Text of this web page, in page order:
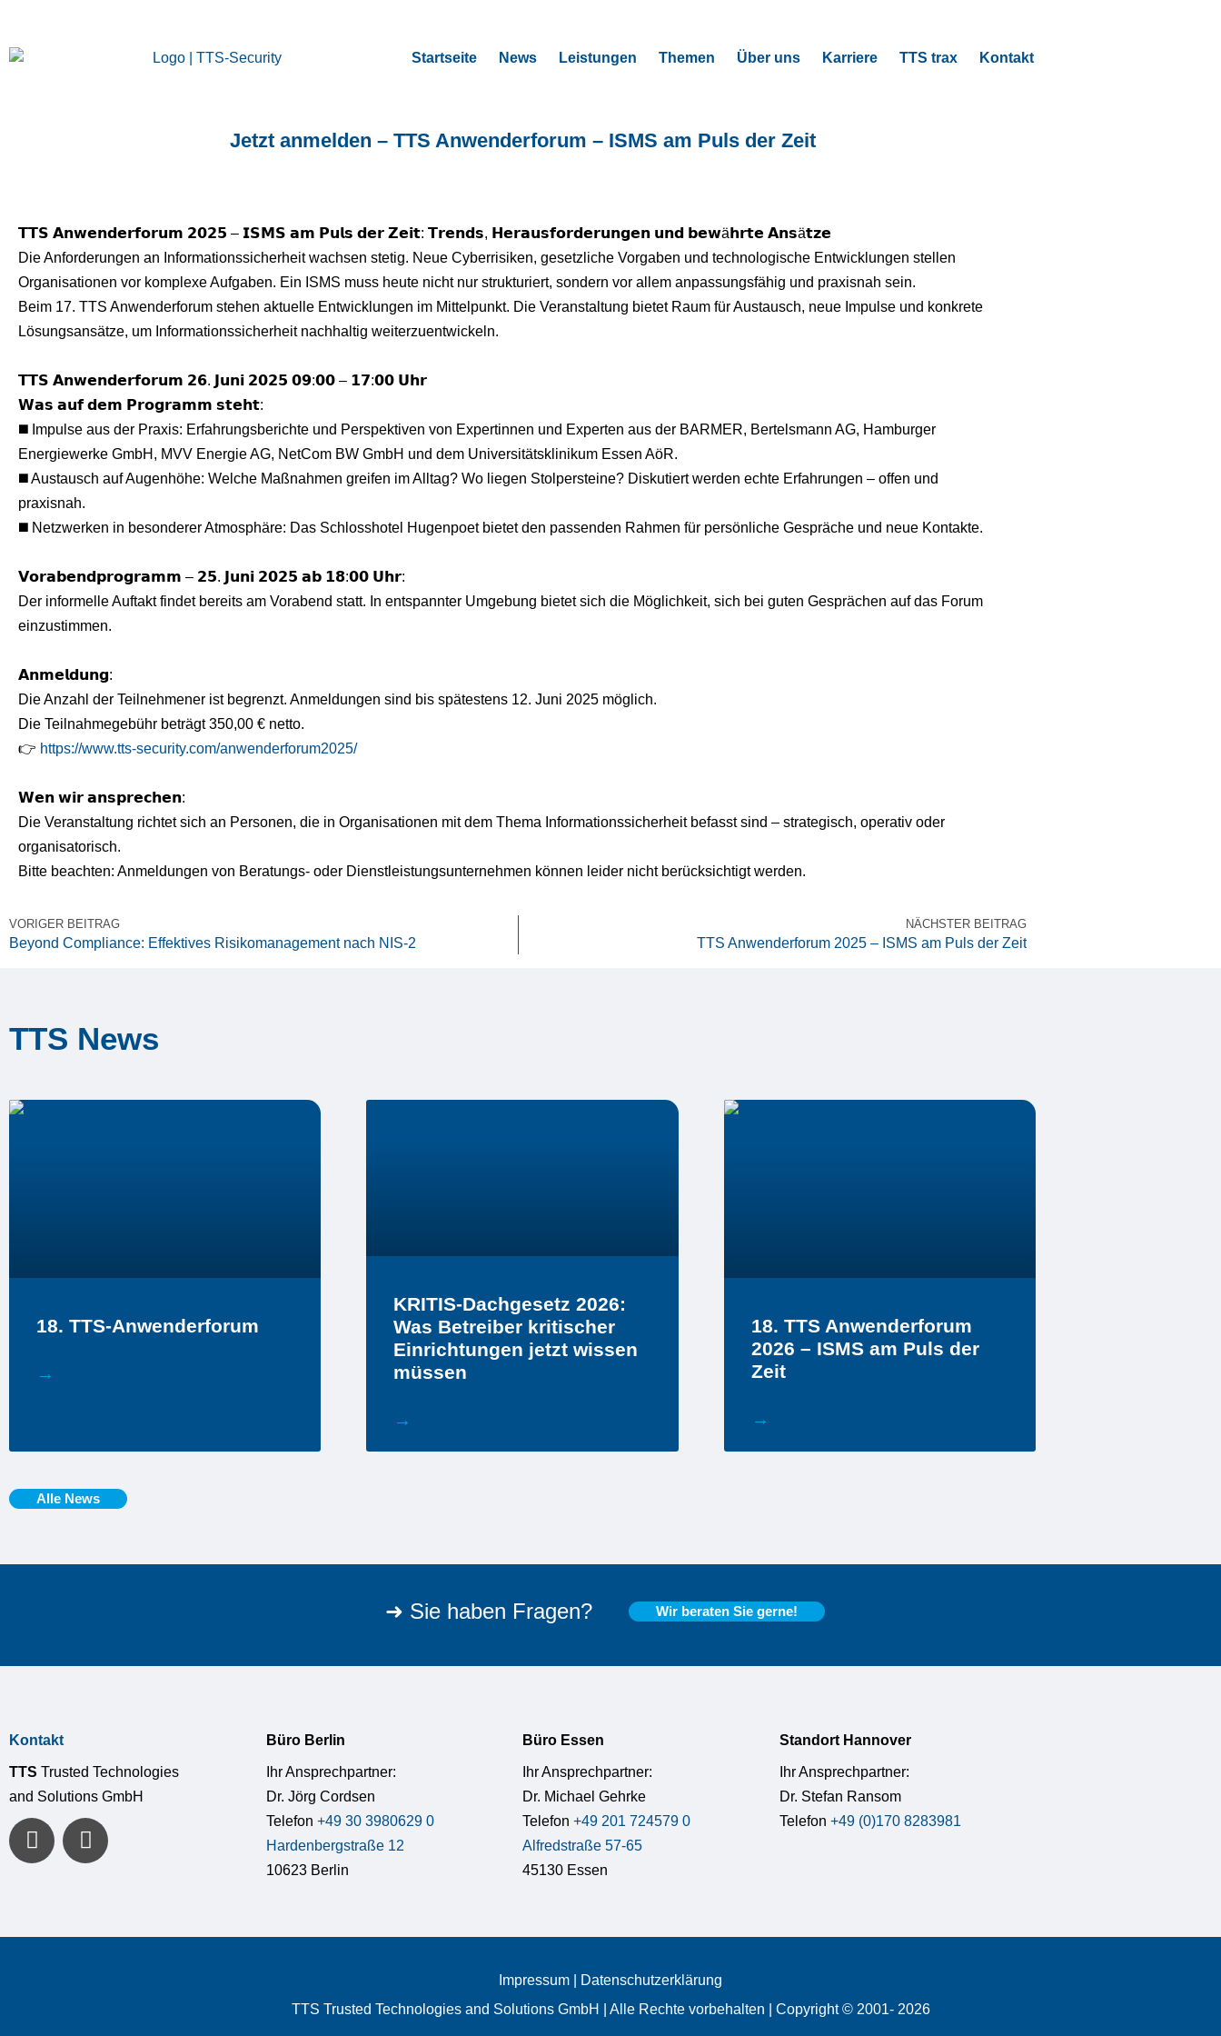
Startseite News Leistungen Themen Über uns Karriere TTS trax Kontakt
Jetzt anmelden – TTS Anwenderforum – ISMS am Puls der Zeit
𝗧𝗧𝗦 𝗔𝗻𝘄𝗲𝗻𝗱𝗲𝗿𝗳𝗼𝗿𝘂𝗺 𝟮𝟬𝟮𝟱 – 𝗜𝗦𝗠𝗦 𝗮𝗺 𝗣𝘂𝗹𝘀 𝗱𝗲𝗿 𝗭𝗲𝗶𝘁: 𝗧𝗿𝗲𝗻𝗱𝘀, 𝗛𝗲𝗿𝗮𝘂𝘀𝗳𝗼𝗿𝗱𝗲𝗿𝘂𝗻𝗴𝗲𝗻 𝘂𝗻𝗱 𝗯𝗲𝘄ä𝗵𝗿𝘁𝗲 𝗔𝗻𝘀ä𝘁𝘇𝗲
Die Anforderungen an Informationssicherheit wachsen stetig. Neue Cyberrisiken, gesetzliche Vorgaben und technologische Entwicklungen stellen
Organisationen vor komplexe Aufgaben. Ein ISMS muss heute nicht nur strukturiert, sondern vor allem anpassungsfähig und praxisnah sein.
Beim 17. TTS Anwenderforum stehen aktuelle Entwicklungen im Mittelpunkt. Die Veranstaltung bietet Raum für Austausch, neue Impulse und konkrete
Lösungsansätze, um Informationssicherheit nachhaltig weiterzuentwickeln.
𝗧𝗧𝗦 𝗔𝗻𝘄𝗲𝗻𝗱𝗲𝗿𝗳𝗼𝗿𝘂𝗺 𝟮𝟲. 𝗝𝘂𝗻𝗶 𝟮𝟬𝟮𝟱 𝟬𝟵:𝟬𝟬 – 𝟭𝟳:𝟬𝟬 𝗨𝗵𝗿
𝗪𝗮𝘀 𝗮𝘂𝗳 𝗱𝗲𝗺 𝗣𝗿𝗼𝗴𝗿𝗮𝗺𝗺 𝘀𝘁𝗲𝗵𝘁:
◼️ Impulse aus der Praxis: Erfahrungsberichte und Perspektiven von Expertinnen und Experten aus der BARMER, Bertelsmann AG, Hamburger
Energiewerke GmbH, MVV Energie AG, NetCom BW GmbH und dem Universitätsklinikum Essen AöR.
◼️ Austausch auf Augenhöhe: Welche Maßnahmen greifen im Alltag? Wo liegen Stolpersteine? Diskutiert werden echte Erfahrungen – offen und
praxisnah.
◼️ Netzwerken in besonderer Atmosphäre: Das Schlosshotel Hugenpoet bietet den passenden Rahmen für persönliche Gespräche und neue Kontakte.
𝗩𝗼𝗿𝗮𝗯𝗲𝗻𝗱𝗽𝗿𝗼𝗴𝗿𝗮𝗺𝗺 – 𝟮𝟱. 𝗝𝘂𝗻𝗶 𝟮𝟬𝟮𝟱 𝗮𝗯 𝟭𝟴:𝟬𝟬 𝗨𝗵𝗿:
Der informelle Auftakt findet bereits am Vorabend statt. In entspannter Umgebung bietet sich die Möglichkeit, sich bei guten Gesprächen auf das Forum
einzustimmen.
𝗔𝗻𝗺𝗲𝗹𝗱𝘂𝗻𝗴:
Die Anzahl der Teilnehmener ist begrenzt. Anmeldungen sind bis spätestens 12. Juni 2025 möglich.
Die Teilnahmegebühr beträgt 350,00 € netto.
👉 https://www.tts-security.com/anwenderforum2025/
𝗪𝗲𝗻 𝘄𝗶𝗿 𝗮𝗻𝘀𝗽𝗿𝗲𝗰𝗵𝗲𝗻:
Die Veranstaltung richtet sich an Personen, die in Organisationen mit dem Thema Informationssicherheit befasst sind – strategisch, operativ oder
organisatorisch.
Bitte beachten: Anmeldungen von Beratungs- oder Dienstleistungsunternehmen können leider nicht berücksichtigt werden.
VORIGER BEITRAG
Beyond Compliance: Effektives Risikomanagement nach NIS-2
NÄCHSTER BEITRAG
TTS Anwenderforum 2025 – ISMS am Puls der Zeit
TTS News
18. TTS-Anwenderforum
→
KRITIS-Dachgesetz 2026:
Was Betreiber kritischer
Einrichtungen jetzt wissen
müssen
→
18. TTS Anwenderforum
2026 – ISMS am Puls der
Zeit
→
Alle News
➜ Sie haben Fragen? Wir beraten Sie gerne!
Kontakt
TTS Trusted Technologies
and Solutions GmbH
Büro Berlin
Ihr Ansprechpartner:
Dr. Jörg Cordsen
Telefon +49 30 3980629 0
Hardenbergstraße 12
10623 Berlin
Büro Essen
Ihr Ansprechpartner:
Dr. Michael Gehrke
Telefon +49 201 724579 0
Alfredstraße 57-65
45130 Essen
Standort Hannover
Ihr Ansprechpartner:
Dr. Stefan Ransom
Telefon +49 (0)170 8283981
Impressum
Datenschutzerklärung
TTS Trusted Technologies and Solutions GmbH | Alle Rechte vorbehalten | Copyright © 2001- 2026